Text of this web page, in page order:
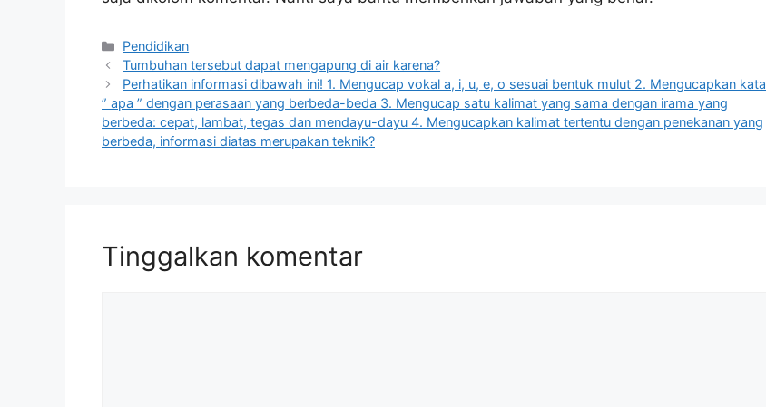
Kategori
Pendidikan
Tumbuhan tersebut dapat mengapung di air karena?
Perhatikan informasi dibawah ini! 1. Mengucap vokal a, i, u, e, o sesuai bentuk mulut 2. Mengucapkan kata
” apa ” dengan perasaan yang berbeda-beda 3. Mengucap satu kalimat yang sama dengan irama yang
berbeda: cepat, lambat, tegas dan mendayu-dayu 4. Mengucapkan kalimat tertentu dengan penekanan yang
berbeda, informasi diatas merupakan teknik?
Tinggalkan komentar